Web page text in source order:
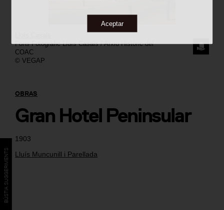
Aceptar
1903
Lluís Muncunill i Parellada
OBRAS
Gran Hotel Peninsular
Fons Fotogràfic Lluís Casals / Arxiu Històric del
COAC
© VEGAP
BÚSTIA SUGGERIMENTS